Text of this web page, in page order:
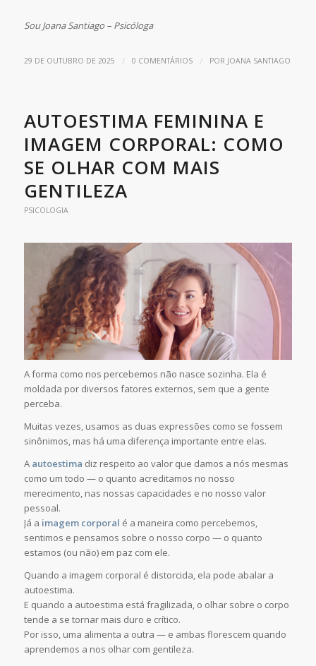
Sou Joana Santiago – Psicóloga
29 DE OUTUBRO DE 2025 / 0 COMENTÁRIOS / POR JOANA SANTIAGO
AUTOESTIMA FEMININA E
IMAGEM CORPORAL: COMO
SE OLHAR COM MAIS
GENTILEZA
PSICOLOGIA
A forma como nos percebemos não nasce sozinha. Ela é
moldada por diversos fatores externos, sem que a gente
perceba.
Muitas vezes, usamos as duas expressões como se fossem
sinônimos, mas há uma diferença importante entre elas.
A autoestima diz respeito ao valor que damos a nós mesmas
como um todo — o quanto acreditamos no nosso
merecimento, nas nossas capacidades e no nosso valor
pessoal.
Já a imagem corporal é a maneira como percebemos,
sentimos e pensamos sobre o nosso corpo — o quanto
estamos (ou não) em paz com ele.
Quando a imagem corporal é distorcida, ela pode abalar a
autoestima.
E quando a autoestima está fragilizada, o olhar sobre o corpo
tende a se tornar mais duro e crítico.
Por isso, uma alimenta a outra — e ambas florescem quando
aprendemos a nos olhar com gentileza.